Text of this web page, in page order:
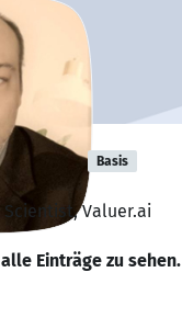
Basis
Scientist, Valuer.ai
Einträge zu sehen.